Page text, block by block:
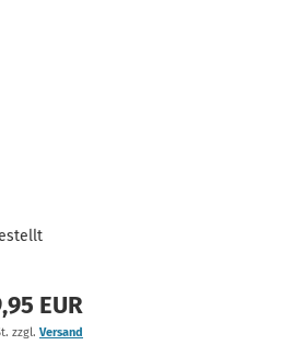
EUR
zzgl. Versand